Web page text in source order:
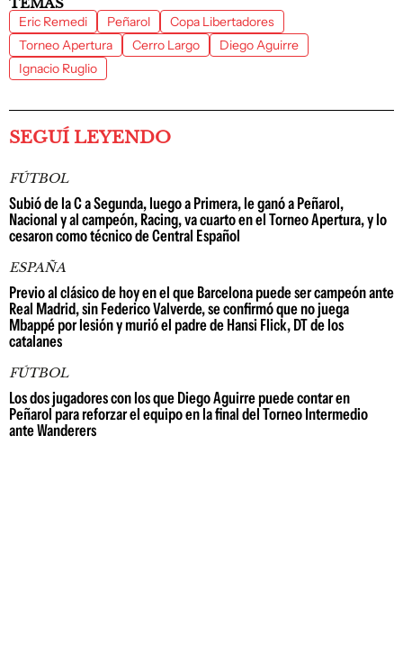
Eric Remedi Peñarol
Copa Libertadores
Torneo Apertura
Cerro Largo
Diego Aguirre
Ignacio Ruglio
SEGUÍ LEYENDO
FÚTBOL
Subió de la C a Segunda, luego a Primera, le ganó a Peñarol,
Nacional y al campeón, Racing, va cuarto en el Torneo Apertura, y lo
cesaron como técnico de Central Español
ESPAÑA
Previo al clásico de hoy en el que Barcelona puede ser campeón ante
Real Madrid, sin Federico Valverde, se confirmó que no juega
Mbappé por lesión y murió el padre de Hansi Flick, DT de los
catalanes
FÚTBOL
Los dos jugadores con los que Diego Aguirre puede contar en
Peñarol para reforzar el equipo en la final del Torneo Intermedio
ante Wanderers